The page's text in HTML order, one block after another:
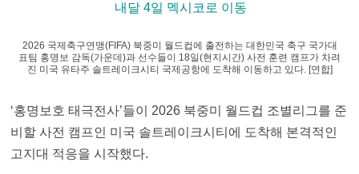
▶ 내달 4일 멕시코로 이동
2026 국제축구연맹(FIFA) 북중미 월드컵에 출전하는 대한민국 축구 국가대
표팀 홍명보 감독(가운데)과 선수들이 18일(현지시간) 사전 훈련 캠프가 차려
진 미국 유타주 솔트레이크시티 국제공항에 도착해 이동하고 있다. [연합]
‘홍명보호 태극전사’들이 2026 북중미 월드컵 조별리그를 준
비할 사전 캠프인 미국 솔트레이크시티에 도착해 본격적인
고지대 적응을 시작했다.